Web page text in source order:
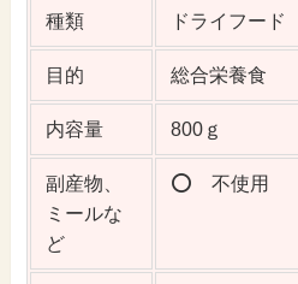
種類 ドライフード
目的 総合栄養食
内容量 800ｇ
副産物、
ミールな
ど
⭕️ 不使用